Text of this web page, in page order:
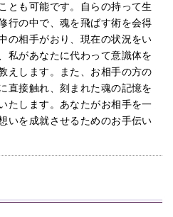
とも可能です。自らの持って生
行の中で、魂を飛ばす術を会得
の相手がおり、現在の状況をい
私があなたに代わって意識体を
えします。また、お相手の方の
直接触れ、刻まれた魂の記憶を
たします。あなたがお相手を一
いを成就させるためのお手伝い